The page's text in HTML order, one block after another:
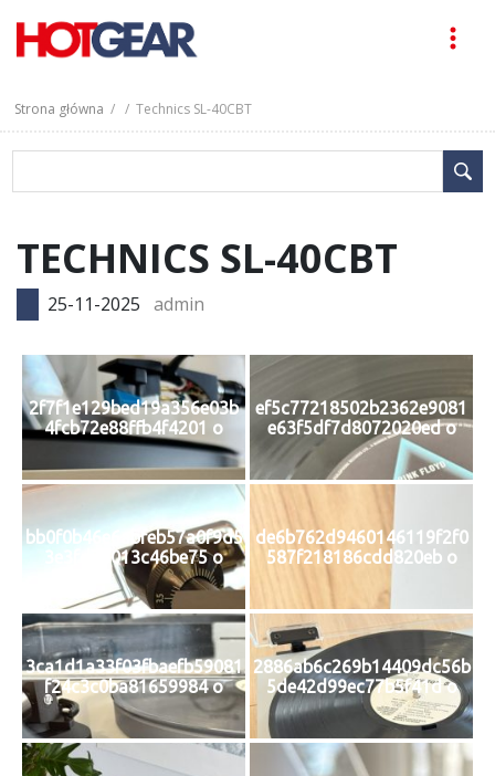
Strona główna / / Technics SL-40CBT
TECHNICS SL-40CBT
25-11-2025 admin
2f7f1e129bed19a356e03b
4fcb72e88ffb4f4201 o
ef5c77218502b2362e9081
e63f5df7d8072020ed o
bb0f0b46e6abfeb57a0f9d5
3e3fd73013c46be75 o
de6b762d9460146119f2f0
587f218186cdd820eb o
3ca1d1a33f03fbaefb59081
f24c3c0ba81659984 o
2886ab6c269b14409dc56b
5de42d99ec77b5f41d o